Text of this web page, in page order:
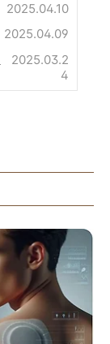
2025.04.10
2025.04.09
2025.03.2
4